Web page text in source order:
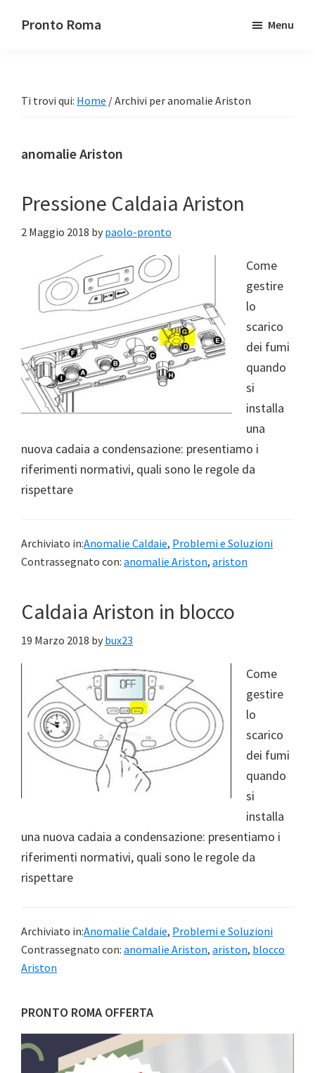
Pronto Roma Menu
Ti trovi qui: Home /Archivi per anomalie Ariston
anomalie Ariston
Pressione Caldaia Ariston
2 Maggio 2018 by paolo-pronto
Come
gestire
lo
scarico
dei fumi
quando
si
installa
una
nuova cadaia a condensazione: presentiamo i
riferimenti normativi, quali sono le regole da
rispettare
Archiviato in:Anomalie Caldaie, Problemi e Soluzioni
Contrassegnato con: anomalie Ariston, ariston
Caldaia Ariston in blocco
19 Marzo 2018 by bux23
Come
gestire
lo
scarico
dei fumi
quando
si
installa
una nuova cadaia a condensazione: presentiamo i
riferimenti normativi, quali sono le regole da
rispettare
Archiviato in:Anomalie Caldaie, Problemi e Soluzioni
Contrassegnato con: anomalie Ariston, ariston, blocco
Ariston
Barra
laterale
primaria
PRONTO ROMA OFFERTA